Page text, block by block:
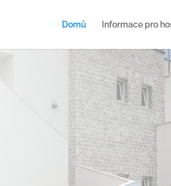
Domů Informace pro